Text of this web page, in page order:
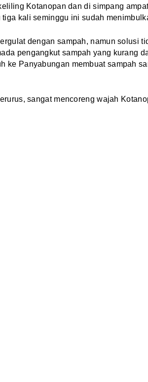
Kotanopan dan di simpang
kali seminggu ini sudah
dengan sampah, namun solusi
pengangkut sampah yang kurang
ke Panyabungan membuat sampah
sangat mencoreng wajah